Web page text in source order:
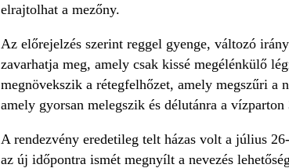
elrajtolhat a mezőny.
Az előrejelzés szerint reggel gyenge, változó
zavarhatja meg, amely csak kissé megélénkülő
megnövekszik a rétegfelhőzet, amely megszűri a
amely gyorsan melegszik és délutánra a
A rendezvény eredetileg telt házas volt a július
az új időpontra ismét megnyílt a nevezés